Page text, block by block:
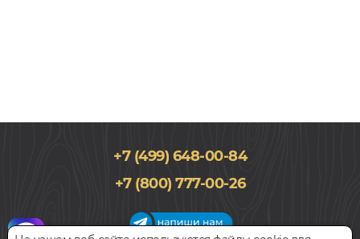
+7 (499) 648-00-84
+7 (800) 777-00-26